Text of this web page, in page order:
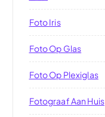
Foto Iris
Foto Op Glas
Foto Op Plexiglas
Fotograaf Aan Huis